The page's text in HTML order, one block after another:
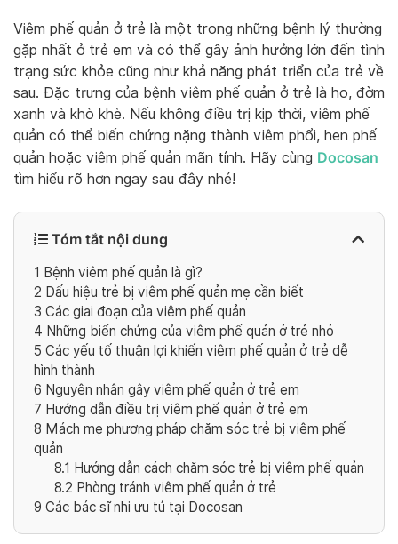
Viêm phế quản ở trẻ là một trong những bệnh lý thường
gặp nhất ở trẻ em và có thể gây ảnh hưởng lớn đến tình
trạng sức khỏe cũng như khả năng phát triển của trẻ về
sau. Đặc trưng của bệnh viêm phế quản ở trẻ là ho, đờm
xanh và khò khè. Nếu không điều trị kịp thời, viêm phế
quản có thể biến chứng nặng thành viêm phổi, hen phế
quản hoặc viêm phế quản mãn tính. Hãy cùng Docosan
tìm hiểu rõ hơn ngay sau đây nhé!
Tóm tắt nội dung
1 Bệnh viêm phế quản là gì?
2 Dấu hiệu trẻ bị viêm phế quản mẹ cần biết
3 Các giai đoạn của viêm phế quản
4 Những biến chứng của viêm phế quản ở trẻ nhỏ
5 Các yếu tố thuận lợi khiến viêm phế quản ở trẻ dễ
hình thành
6 Nguyên nhân gây viêm phế quản ở trẻ em
7 Hướng dẫn điều trị viêm phế quản ở trẻ em
8 Mách mẹ phương pháp chăm sóc trẻ bị viêm phế
quản
8.1 Hướng dẫn cách chăm sóc trẻ bị viêm phế quản
8.2 Phòng tránh viêm phế quản ở trẻ
9 Các bác sĩ nhi ưu tú tại Docosan